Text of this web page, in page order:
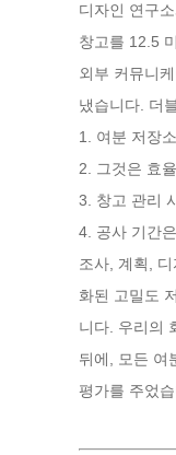
디자인 연구
창고를 12.5
외부 커뮤니
냈습니다. 더
1. 여분 저장
2. 그것은 효
3. 창고 관리
4. 공사 기간
조사, 계획,
화된 고밀도
니다. 우리의
뒤에, 모든 여
평가를 주었습